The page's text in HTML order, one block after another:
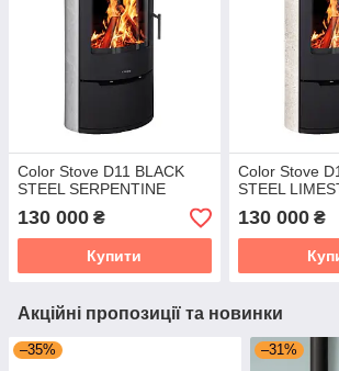
Color Stove D11 BLACK
STEEL SERPENTINE
130 000 ₴
Купити
Color Stove
STEEL
130 000₴
Акційні пропозиції та новинки
–35% –31%